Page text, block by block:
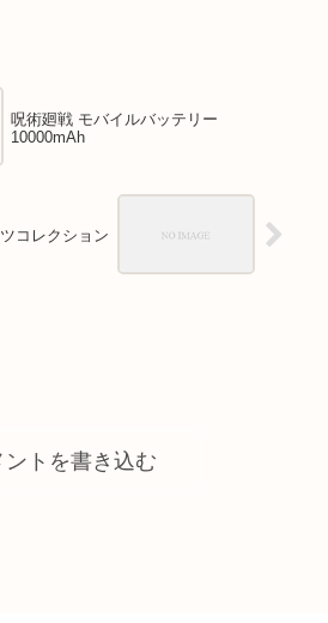
呪術廻戦 モバイルバッテリー
10000mAh
コレクション
ントを書き込む